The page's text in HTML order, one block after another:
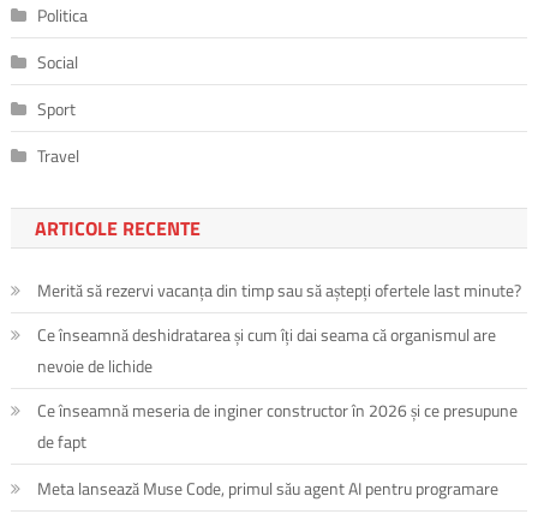
Politica
Social
Sport
Travel
ARTICOLE RECENTE
Merită să rezervi vacanța din timp sau să aștepți ofertele last minute?
Ce înseamnă deshidratarea și cum îți dai seama că organismul are
nevoie de lichide
Ce înseamnă meseria de inginer constructor în 2026 și ce presupune
de fapt
Meta lansează Muse Code, primul său agent AI pentru programare